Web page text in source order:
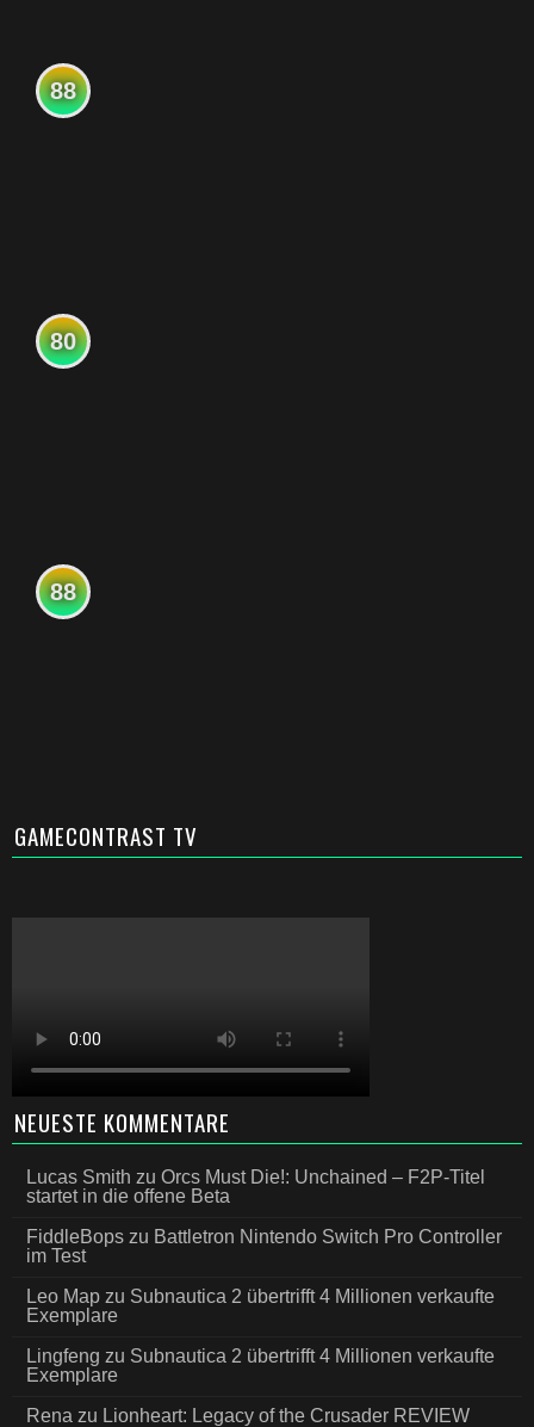
88
80
88
GAMECONTRAST TV
NEUESTE KOMMENTARE
Lucas Smith zu Orcs Must Die!: Unchained – F2P-Titel
startet in die offene Beta
FiddleBops zu Battletron Nintendo Switch Pro Controller
im Test
Leo Map zu Subnautica 2 übertrifft 4 Millionen verkaufte
Exemplare
Lingfeng zu Subnautica 2 übertrifft 4 Millionen verkaufte
Exemplare
Rena zu Lionheart: Legacy of the Crusader REVIEW